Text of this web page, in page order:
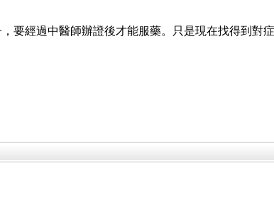
要經過中醫師辦證後才能服藥。只是現在找得到對